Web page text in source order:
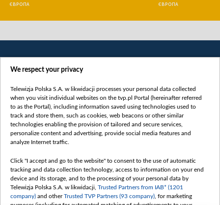
ЄВРОПА ЄВРОПА
Категорії
Новини
Докладно
Погляд
Цікаво
Slawa.tv
We respect your privacy
Telewizja Polska S.A. w likwidacji processes your personal data collected
when you visit individual websites on the tvp.pl Portal (hereinafter referred
to as the Portal), including information saved using technologies used to
track and store them, such as cookies, web beacons or other similar
technologies enabling the provision of tailored and secure services,
personalize content and advertising, provide social media features and
analyze Internet traffic.
Click "I accept and go to the website" to consent to the use of automatic
tracking and data collection technology, access to information on your end
device and its storage, and to the processing of your personal data by
Telewizja Polska S.A. w likwidacji, Trusted Partners from IAB* (1201
company) and otherTrusted TVP Partners (93 company) , for marketing